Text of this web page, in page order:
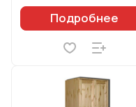
Подробнее